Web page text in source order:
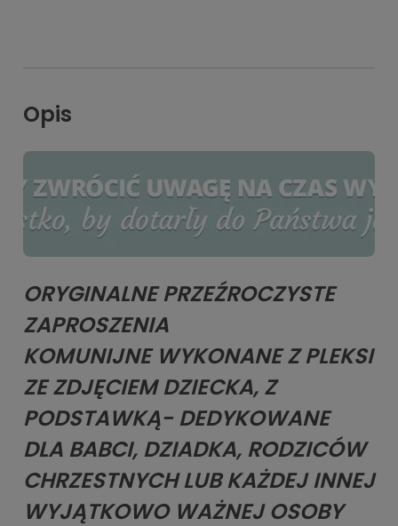
Opis
ORYGINALNE PRZEŹROCZYSTE
ZAPROSZENIA
KOMUNIJNE WYKONANE Z PLEKSI
ZE ZDJĘCIEM DZIECKA, Z
PODSTAWKĄ- DEDYKOWANE
DLA BABCI, DZIADKA, RODZICÓW
CHRZESTNYCH LUB KAŻDEJ INNEJ
WYJĄTKOWO WAŻNEJ OSOBY